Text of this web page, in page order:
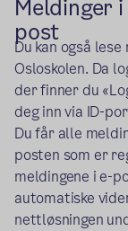
Meldinger
post
Du kan også
Osloskolen. Da
der finner du
deg inn via ID-
Du får alle
posten som er
meldingene i e-
automatiske
nettløsningen